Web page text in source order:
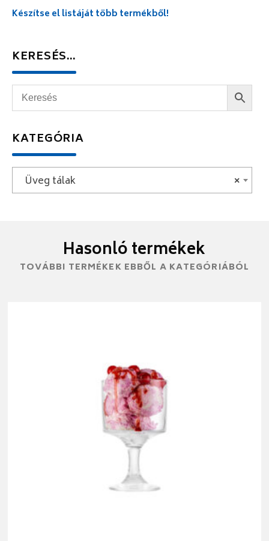
Készítse el listáját több termékből!
KERESÉS…
KATEGÓRIA
×
Üveg tálak
Hasonló termékek
TOVÁBBI TERMÉKEK EBBŐL A KATEGÓRIÁBÓL